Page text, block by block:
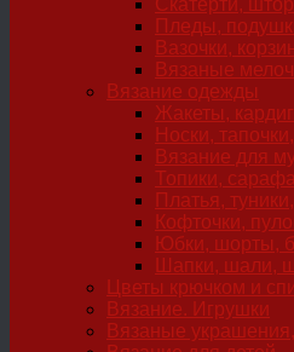
Скатерти,
Пледы,
Вазочки,
Вязаные
Вязание одежды
Жакеты,
Носки,
Вязание для
Топики,
Платья,
Кофточки,
Юбки, шорты,
Шапки, шали,
Цветы крючком и
Вязание. Игрушки
Вязаные